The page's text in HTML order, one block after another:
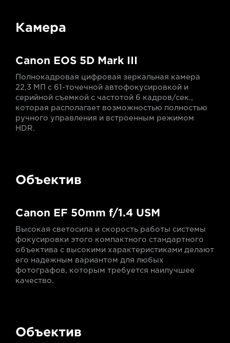
Камера
Canon EOS 5D Mark III
Полнокадровая цифровая зеркальная камера
22,3 МП с 61-точечной автофокусировкой и
серийной съемкой с частотой 6 кадров/сек.,
которая располагает возможностью полностью
ручного управления и встроенным режимом
HDR.
Объектив
Canon EF 50mm f/1.4 USM
Высокая светосила и скорость работы системы
фокусировки этого компактного стандартного
объектива с высокими характеристиками делают
его надежным вариантом для любых
фотографов, которым требуется наилучшее
качество.
Объектив